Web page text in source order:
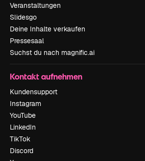
Veranstaltungen
Slidesgo
Deine Inhalte verkaufen
Pressesaal
Suchst du nach magnific.ai
Kontakt aufnehmen
Kundensupport
Instagram
YouTube
LinkedIn
TikTok
Discord